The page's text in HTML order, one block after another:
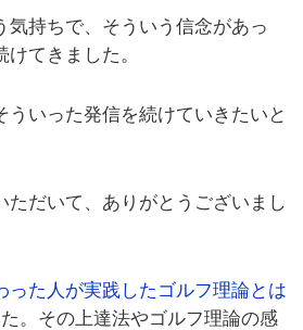
気持ちで、そういう信念があっ
てきました。
ういった発信を続けていきたいと
ただいて、ありがとうございまし
った人が実践したゴルフ理論とは
。その上達法やゴルフ理論の感